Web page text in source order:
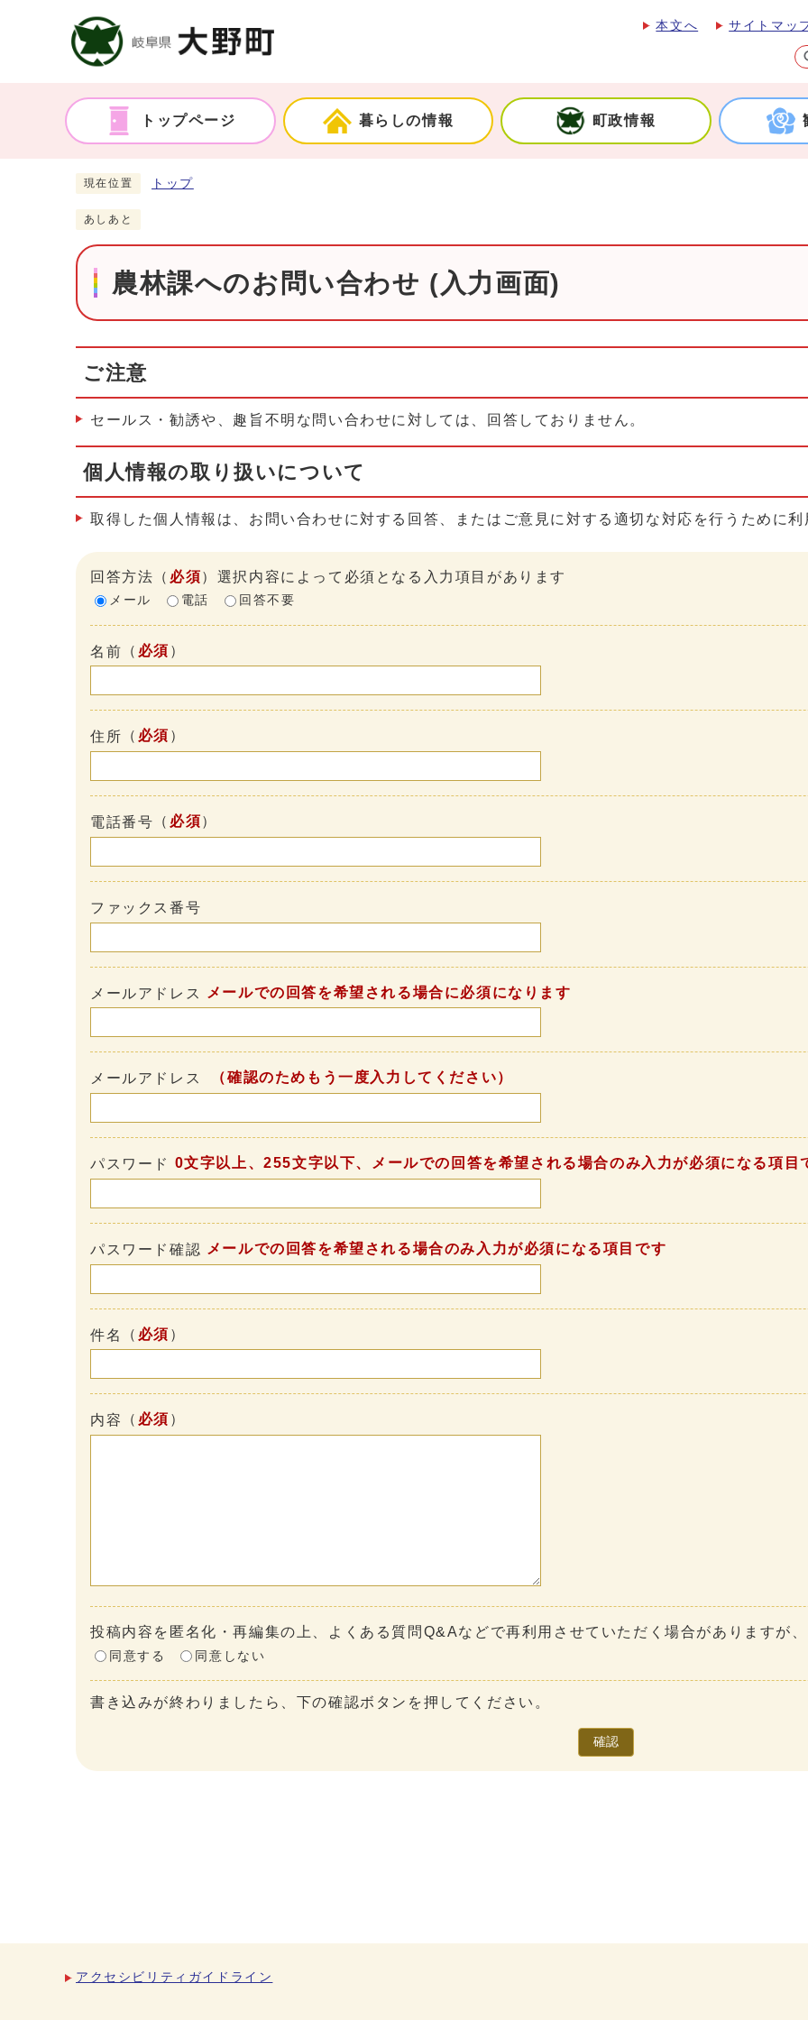
本文へ サイトマッ
トップページ 暮らしの情報 町政情報
現在位置 トップ
あしあと
農林課へのお問い合わせ (入力画面)
ご注意
セールス・勧誘や、趣旨不明な問い合わせに対しては、回答しておりません。
個人情報の取り扱いについて
取得した個人情報は、お問い合わせに対する回答、またはご意見に対する適切な対応を行うために
回答方法 （ 必須）選択内容によって必須となる入力項目があります
メール 電話 回答不要
名前 （ 必須 ）
住所 （ 必須 ）
電話番号 （ 必須）
ファックス番号
メールアドレス メールでの回答を希望される場合に必須になります
メールアドレス （確認のためもう一度入力してください）
パスワード 0文字以上、255文字以下、メールでの回答を希望される場合のみ入力が必須になる項目
パスワード確認 メールでの回答を希望される場合のみ入力が必須になる項目です
件名 （ 必須 ）
内容 （ 必須 ）
投稿内容を匿名化・再編集の上、よくある質問Q&Aなどで再利用させていただく場合がありますが
同意する 同意しない
書き込みが終わりましたら、下の確認ボタンを押してください。
確認
アクセシビリティガイドライン